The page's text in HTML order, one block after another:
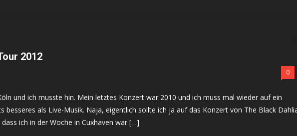
2012
0
und ich musste hin. Mein letztes Konzert war 2010 und ich muss mal wieder auf ein
besseres als Live-Musik. Naja, eigentlich sollte ich ja auf das Konzert von The Black
ich in der Woche in Cuxhaven war […]